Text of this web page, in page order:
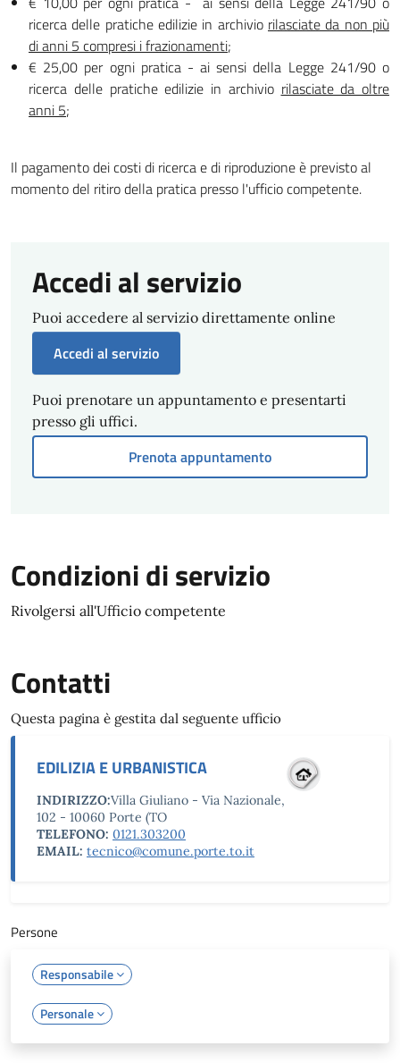
ricerca delle pratiche edilizie in archivio rilasciate da non più
di anni 5 compresi i frazionamenti;
€ 25,00 per ogni pratica - ai sensi della Legge 241/90 o
ricerca delle pratiche edilizie in archivio rilasciate da oltre
anni 5;
Il pagamento dei costi di ricerca e di riproduzione è previsto al
momento del ritiro della pratica presso l'ufficio competente.
Accedi al servizio
Puoi accedere al servizio direttamente online
Accedi al servizio
Puoi prenotare un appuntamento e presentarti
presso gli uffici.
Prenota appuntamento
Condizioni di servizio
Rivolgersi all'Ufficio competente
Contatti
Questa pagina è gestita dal seguente ufficio
EDILIZIA E URBANISTICA
INDIRIZZO:Villa Giuliano - Via Nazionale,
102 - 10060 Porte (TO
TELEFONO: 0121.303200
EMAIL: tecnico@comune.porte.to.it
Persone
Responsabile
Personale